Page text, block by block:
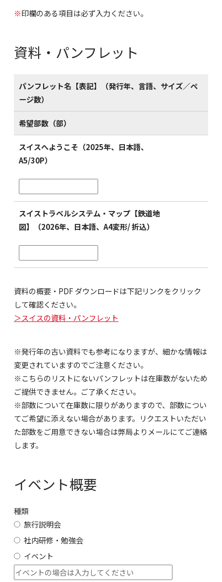
※印欄のある項目は必ず入力ください。
資料・パンフレット
パンフレット名【表記】（発行年、言語、サイズ／ペ
ージ数）
希望部数（部）
スイスへようこそ（2025年、日本語、
A5/30P）
スイストラベルシステム・マップ【鉄道地
図】（2026年、日本語、A4変形/ 折込）
資料の概要・PDF ダウンロードは下記リンクをクリック
して確認ください。
＞スイスの資料・パンフレット
※発行年の古い資料でも参考になりますが、細かな情報は
変更されていますのでご注意ください。
※こちらのリストにないパンフレットは在庫数がないため
ご提供できません。ご了承ください。
※部数について在庫数に限りがありますので、部数につい
てご希望に添えない場合があります。リクエストいただい
た部数をご用意できない場合は弊局よりメールにてご連絡
します。
イベント概要
種類
旅行説明会
社内研修・勉強会
イベント